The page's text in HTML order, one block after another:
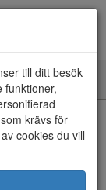
till ditt besök
funktioner,
krävs för
cookies du vill